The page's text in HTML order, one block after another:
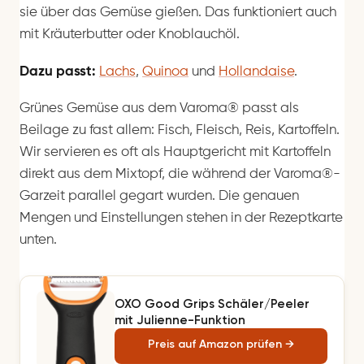
sie über das Gemüse gießen. Das funktioniert auch
mit Kräuterbutter oder Knoblauchöl.
Dazu passt: Lachs, Quinoa und Hollandaise.
Grünes Gemüse aus dem Varoma® passt als
Beilage zu fast allem: Fisch, Fleisch, Reis, Kartoffeln.
Wir servieren es oft als Hauptgericht mit Kartoffeln
direkt aus dem Mixtopf, die während der Varoma®-
Garzeit parallel gegart wurden. Die genauen
Mengen und Einstellungen stehen in der Rezeptkarte
unten.
OXO Good Grips Schäler/Peeler
mit Julienne-Funktion
Preis auf Amazon prüfen →